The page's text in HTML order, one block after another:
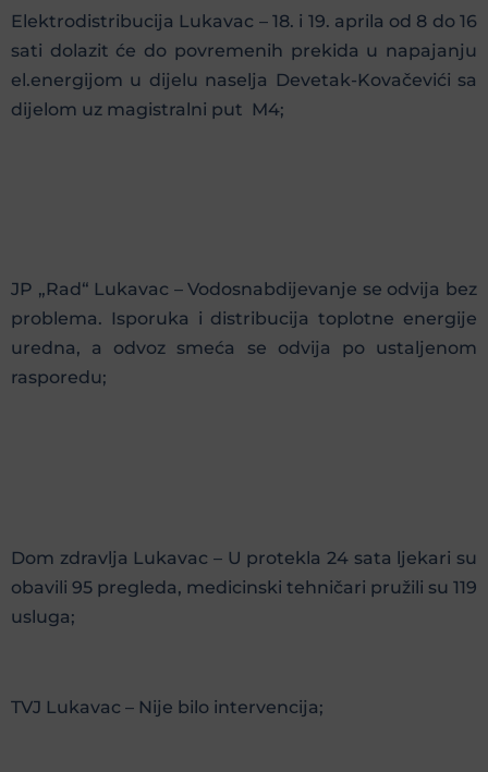
Elektrodistribucija Lukavac – 18. i 19. aprila od 8 do 16
sati dolazit će do povremenih prekida u napajanju
el.energijom u dijelu naselja Devetak-Kovačevići sa
dijelom uz magistralni put M4;
JP „Rad“ Lukavac – Vodosnabdijevanje se odvija bez
problema. Isporuka i distribucija toplotne energije
uredna, a odvoz smeća se odvija po ustaljenom
rasporedu;
Dom zdravlja Lukavac – U protekla 24 sata ljekari su
obavili 95 pregleda, medicinski tehničari pružili su 119
usluga;
TVJ Lukavac – Nije bilo intervencija;